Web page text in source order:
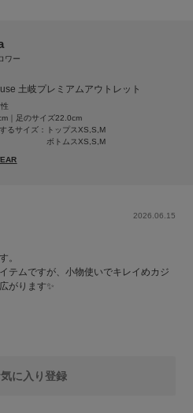
ワー
土岐プレミアムアウトレット
｜足のサイズ22.0cm
るサイズ：
トップスXS,S,M
ボトムスXS,S,M
2026.06.15
。
テムですが、小物使いでキレイめカジ
がります✨️
に入り登録